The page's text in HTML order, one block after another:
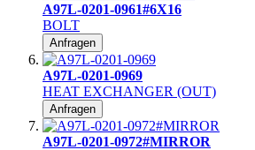
A97L-0201-0961#6X16
BOLT
Anfragen
A97L-0201-0969
HEAT EXCHANGER (OUT)
Anfragen
A97L-0201-0972#MIRROR